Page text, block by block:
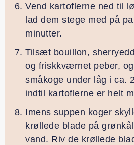
Vend kartoflerne ned til
lad dem stege med på
minutter.
Tilsæt bouillon,
og friskkværnet peber,
småkoge under låg i ca.
indtil kartoflerne er helt
Imens suppen koger
krøllede blade på
vand. Riv de krøllede